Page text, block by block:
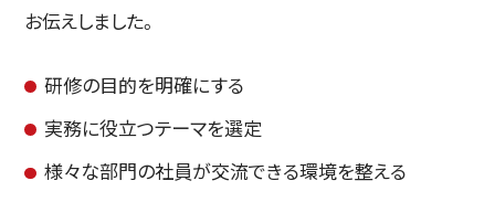
お伝えしました。
研修の目的を明確にする
実務に役立つテーマを選定
様々な部門の社員が交流できる環境を整える